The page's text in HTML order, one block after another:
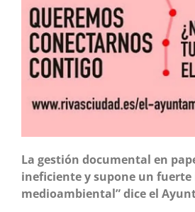
La gestión documental en
ineficiente y supone un
medioambiental” dice el